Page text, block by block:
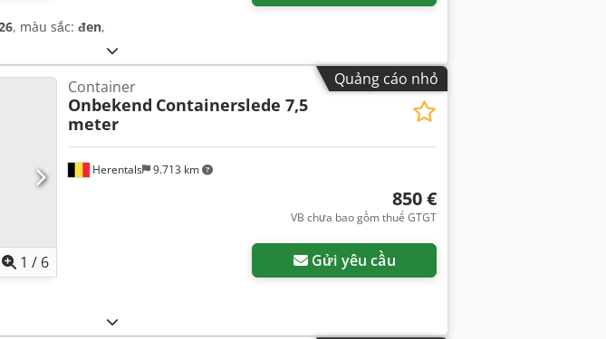
, màu sắc: đen,
Quảng cáo nhỏ
1 / 6
Herentals 9.713 km
Container
Onbekend Containerslede 7,5
meter
850 €
VB chưa bao gồm thuế GTGT
Gửi yêu cầu